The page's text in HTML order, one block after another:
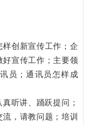
创新宣传工作；企
宣传工作；主要领
员；通讯员怎样成
听讲、踊跃提问；
，请教问题；培训